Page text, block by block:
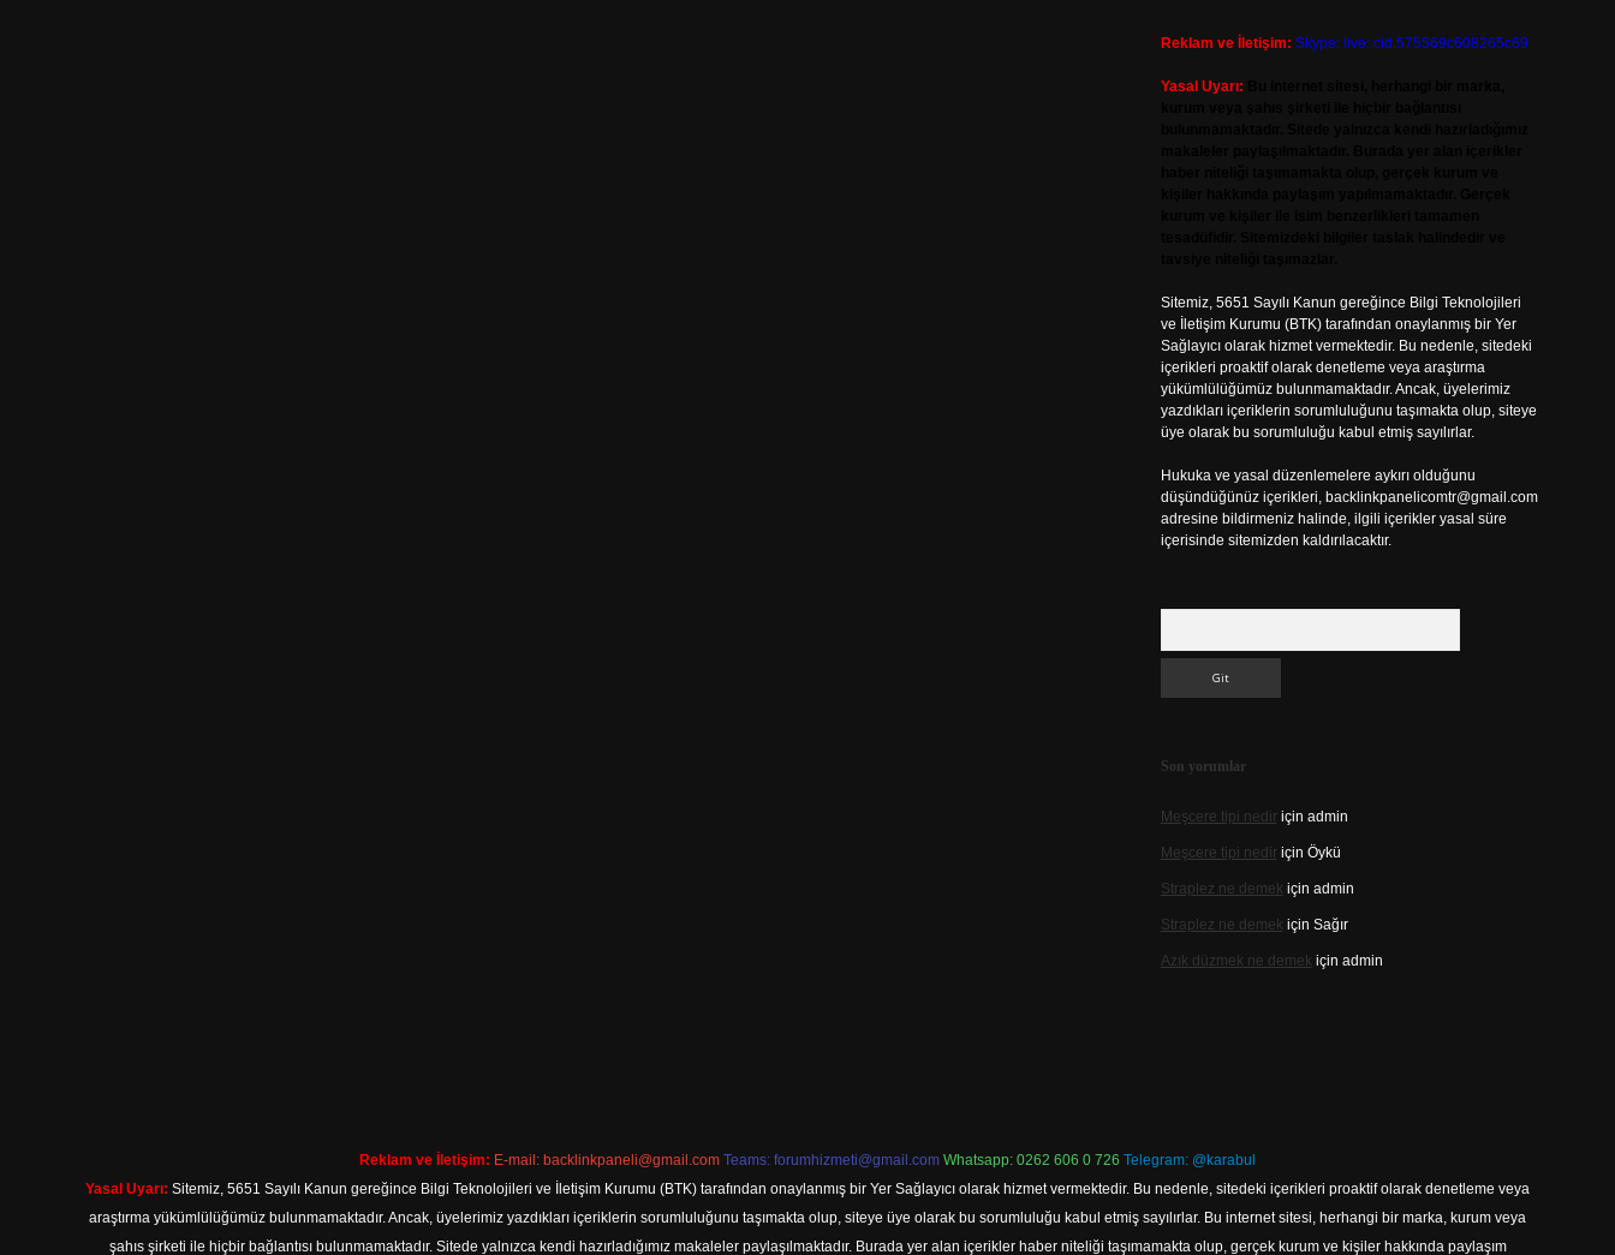
Reklam ve İletişim: Skype: live:.cid.575569c608265c69
Yasal Uyarı:
Sitemiz, 5651 Sayılı Kanun gereğince Bilgi Teknolojileri
ve İletişim Kurumu (BTK) tarafından onaylanmış bir Yer
Sağlayıcı olarak hizmet vermektedir. Bu nedenle, sitedeki
içerikleri proaktif olarak denetleme veya araştırma
yükümlülüğümüz bulunmamaktadır. Ancak, üyelerimiz
yazdıkları içeriklerin sorumluluğunu taşımakta olup, siteye
üye olarak bu sorumluluğu kabul etmiş sayılırlar.
Hukuka ve yasal düzenlemelere aykırı olduğunu
düşündüğünüz içerikleri, backlinkpanelicomtr@gmail.com
adresine bildirmeniz halinde, ilgili içerikler yasal süre
içerisinde sitemizden kaldırılacaktır.
Son yorumlar
Meşcere tipi nediriçin admin
Meşcere tipi nediriçin Öykü
Straplez ne demek için admin
Straplez ne demek için Sağır
Azık düzmek ne demek için admin
Reklam ve İletişim: E-mail: backlinkpaneli@gmail.com Teams: forumhizmeti@gmail.com Whatsapp: 0262 606 0 726 Telegram: @karabul
Yasal Uyarı: Sitemiz, 5651 Sayılı Kanun gereğince Bilgi Teknolojileri ve İletişim Kurumu (BTK) tarafından onaylanmış bir Yer Sağlayıcı olarak hizmet vermektedir. Bu nedenle, sitedeki içerikleri proaktif olarak denetleme veya
araştırma yükümlülüğümüz bulunmamaktadır. Ancak, üyelerimiz yazdıkları içeriklerin sorumluluğunu taşımakta olup, siteye üye olarak bu sorumluluğu kabul etmiş sayılırlar. Bu internet sitesi, herhangi bir marka, kurum veya
şahıs şirketi ile hiçbir bağlantısı bulunmamaktadır. Sitede yalnızca kendi hazırladığımız makaleler paylaşılmaktadır. Burada yer alan içerikler haber niteliği taşımamakta olup, gerçek kurum ve kişiler hakkında paylaşım